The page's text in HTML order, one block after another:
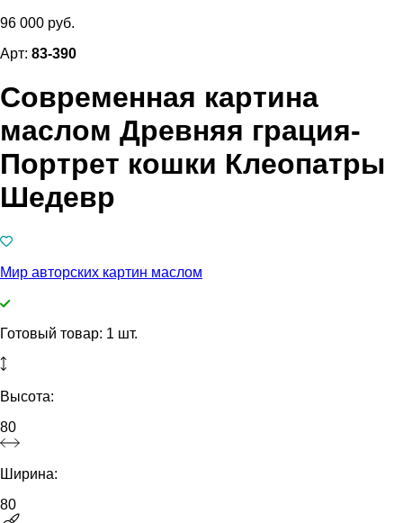
96 000 руб.
Арт: 83-390
Современная картина
маслом Древняя грация-
Портрет кошки Клеопатры
Шедевр
Мир авторских картин маслом
Готовый товар: 1 шт.
Высота:
80
Ширина:
80